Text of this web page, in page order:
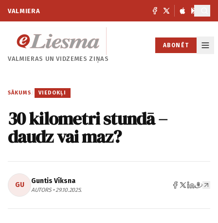
VALMIERA
VALMIERAS UNVIDZEMES ZIŅAS
ABONĒT
SĀKUMS / VIEDOKĻI
30 kilometri stundā –
daudz vai maz?
GU Guntis Vīksna
AUTORS • 29.10.2025.